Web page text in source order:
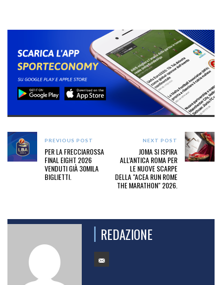
PREVIOUS POST
PER LA FRECCIAROSSA
FINAL EIGHT 2026
VENDUTI GIÀ 30MILA
BIGLIETTI.
NEXT POST
JOMA SI ISPIRA
ALL’ANTICA ROMA PER
LE NUOVE SCARPE
DELLA "ACEA RUN ROME
THE MARATHON" 2026.
REDAZIONE